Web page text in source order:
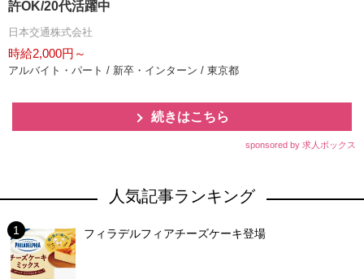
許OK/20代活躍中
日本交通株式会社
時給2,000円～
アルバイト・パート / 新卒・インターン / 東京都
続きはこちら
sponsored by 求人ボックス
人気記事ランキング
フィラデルフィアチーズケーキ登場